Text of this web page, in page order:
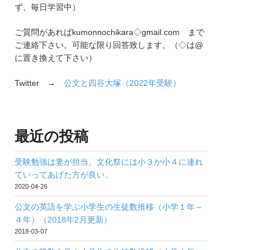
ず、毎日学習中）
ご質問があればkumonnochikara◇gmail.com まで
ご連絡下さい。可能な限り回答致します。（◇は@
に置き換えて下さい）
Twitter → 公文と四谷大塚（2022年受験）
最近の投稿
受験勉強は妻が担当。文化祭には小３か小４に連れ
ていってあげた方が良い。
2020-04-26
公文の英語を学ぶ小学生の生徒数推移（小学１年～
４年）（2018年2月更新）
2018-03-07